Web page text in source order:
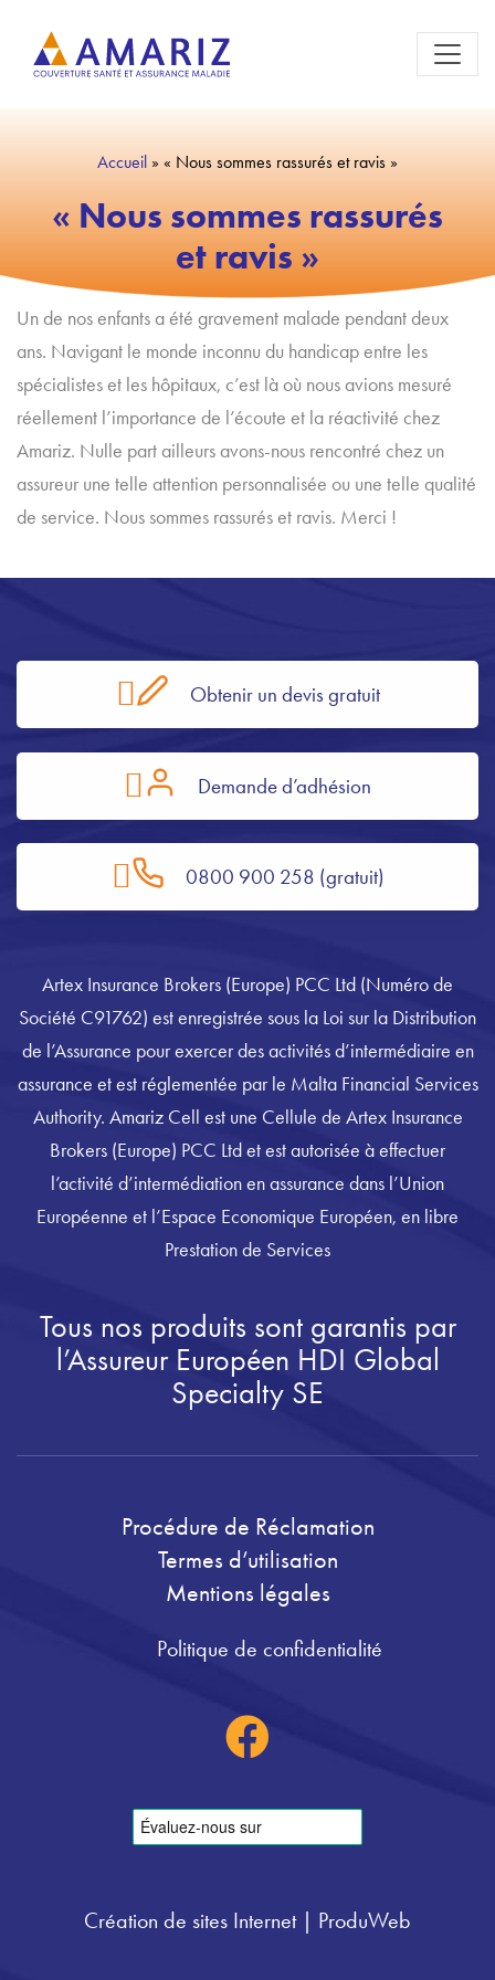
Accueil » « Nous sommes rassurés et ravis »
« Nous sommes rassurés
et ravis »
Un de nos enfants a été gravement malade pendant deux
ans. Navigant le monde inconnu du handicap entre les
spécialistes et les hôpitaux, c’est là où nous avions mesuré
réellement l’importance de l’écoute et la réactivité chez
Amariz. Nulle part ailleurs avons-nous rencontré chez un
assureur une telle attention personnalisée ou une telle qualité
de service. Nous sommes rassurés et ravis. Merci !
Obtenir un devis gratuit
Demande d’adhésion
0800 900 258 (gratuit)
Artex Insurance Brokers (Europe) PCC Ltd (Numéro de
Société C91762) est enregistrée sous la Loi sur la Distribution
de l’Assurance pour exercer des activités d’intermédiaire en
assurance et est réglementée par le Malta Financial Services
Authority. Amariz Cell est une Cellule de Artex Insurance
Brokers (Europe) PCC Ltd et est autorisée à effectuer
l’activité d’intermédiation en assurance dans l’Union
Européenne et l’Espace Economique Européen, en libre
Prestation de Services
Tous nos produits sont garantis par
l’Assureur Européen HDI Global
Specialty SE
Procédure de Réclamation
Termes d’utilisation
Mentions légales
Politique de confidentialité
Création de sites Internet | ProduWeb